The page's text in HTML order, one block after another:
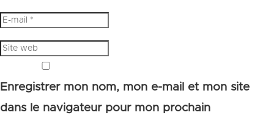
Enregistrer mon nom, mon e-mail et mon site
dans le navigateur pour mon prochain